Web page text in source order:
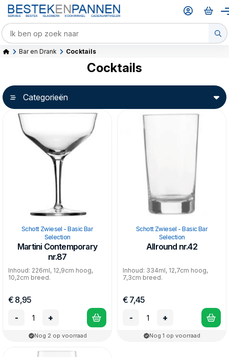
Bar en Drank Cocktails
Cocktails
Categorieën
Schott Zwiesel - Basic Bar
Selection
Martini Contemporary
nr.87
Inhoud: 226ml, 12,9cm hoog,
10,2cm breed.
€ 8,95
-
+
Nog 2 op voorraad
Schott Zwiesel - Basic Bar
Selection
Allround nr.42
Inhoud: 334ml, 12,7cm hoog,
7,3cm breed.
€ 7,45
-
+
Nog 1 op voorraad